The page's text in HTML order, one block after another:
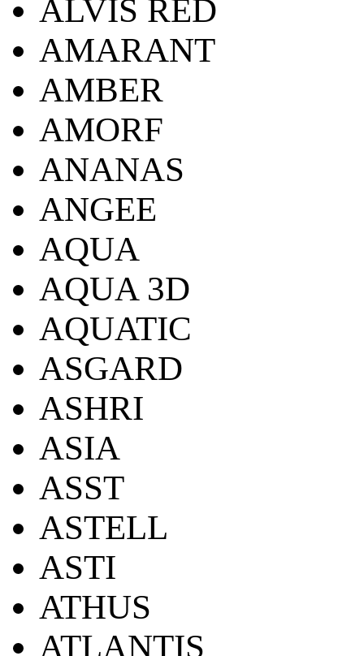
ALVIS RED
AMARANT
AMBER
AMORF
ANANAS
ANGEE
AQUA
AQUA 3D
AQUATIC
ASGARD
ASHRI
ASIA
ASST
ASTELL
ASTI
ATHUS
ATLANTIS